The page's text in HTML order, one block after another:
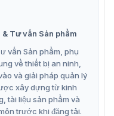
bị phá hủy.
Tư vấn Sản phẩm
vấn Sản phẩm, phụ
về thiết bị an ninh,
và giải pháp quản lý
xây dựng từ kinh
tài liệu sản phẩm và
trước khi đăng tải.